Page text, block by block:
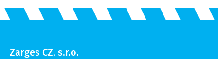
Zarges CZ, s.r.o.